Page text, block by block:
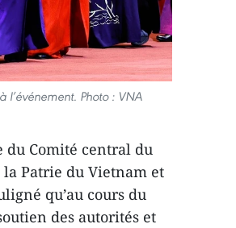
l’événement. Photo : VNA
du Comité central du
Patrie du Vietnam et
qu’au cours du
des autorités et